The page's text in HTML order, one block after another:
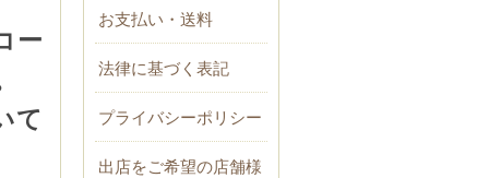
ー
て
お支払い・送料
法律に基づく表記
プライバシーポリシー
出店をご希望の店舗様